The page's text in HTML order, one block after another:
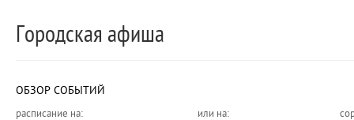
Городская афиша
ОБЗОР СОБЫТИЙ
расписание на: или на: